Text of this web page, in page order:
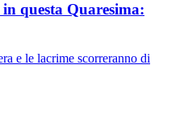
questa Quaresima:
e le lacrime scorreranno di